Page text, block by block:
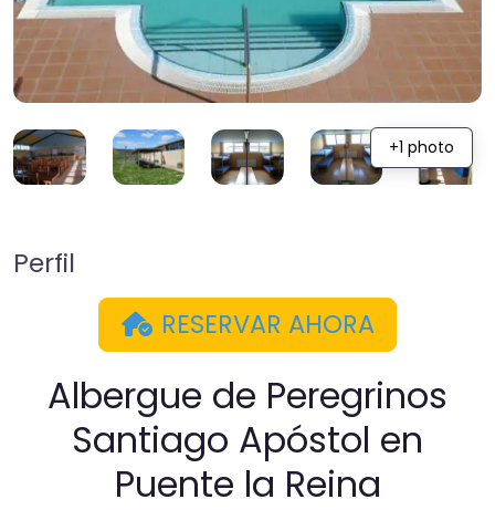
+1 photo
Perfil
RESERVAR AHORA
Albergue de Peregrinos
Santiago Apóstol en
Puente la Reina